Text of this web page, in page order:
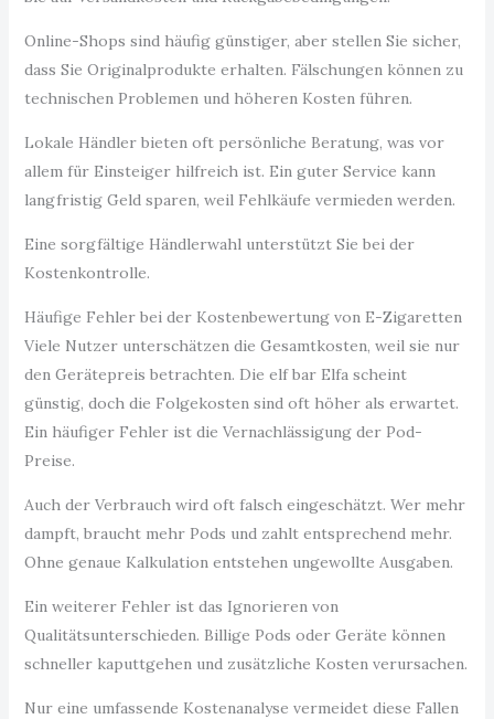
Online-Shops sind häufig günstiger, aber stellen Sie sicher,
dass Sie Originalprodukte erhalten. Fälschungen können zu
technischen Problemen und höheren Kosten führen.
Lokale Händler bieten oft persönliche Beratung, was vor
allem für Einsteiger hilfreich ist. Ein guter Service kann
langfristig Geld sparen, weil Fehlkäufe vermieden werden.
Eine sorgfältige Händlerwahl unterstützt Sie bei der
Kostenkontrolle.
Häufige Fehler bei der Kostenbewertung von E-Zigaretten
Viele Nutzer unterschätzen die Gesamtkosten, weil sie nur
den Gerätepreis betrachten. Die elf bar Elfa scheint
günstig, doch die Folgekosten sind oft höher als erwartet.
Ein häufiger Fehler ist die Vernachlässigung der Pod-
Preise.
Auch der Verbrauch wird oft falsch eingeschätzt. Wer mehr
dampft, braucht mehr Pods und zahlt entsprechend mehr.
Ohne genaue Kalkulation entstehen ungewollte Ausgaben.
Ein weiterer Fehler ist das Ignorieren von
Qualitätsunterschieden. Billige Pods oder Geräte können
schneller kaputtgehen und zusätzliche Kosten verursachen.
Nur eine umfassende Kostenanalyse vermeidet diese Fallen